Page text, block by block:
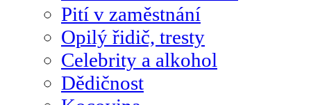
Pití v zaměstnání
Opilý řidič, tresty
Celebrity a alkohol
Dědičnost